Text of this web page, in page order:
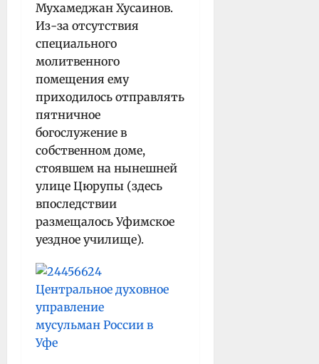
Мухамеджан Хусаинов.
Из-за отсутствия
специального
молитвенного
помещения ему
приходилось отправлять
пятничное
богослужение в
собственном доме,
стоявшем на нынешней
улице Цюрупы (здесь
впоследствии
размещалось Уфимское
уездное училище).